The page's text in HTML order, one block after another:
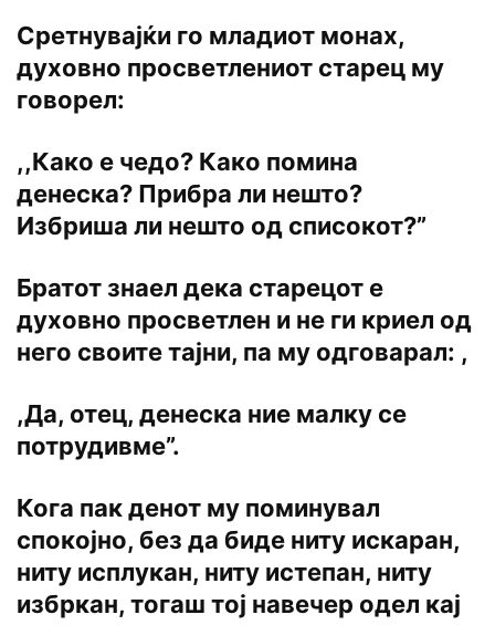
Сретнувајќи го младиот монах,
духовно просветлениот старец му
говорел:
,,Како е чедо? Како помина
денеска? Прибра ли нешто?
Избриша ли нешто од списокот?”
Братот знаел дека старецот е
духовно просветлен и не ги криел од
него своите тајни, па му одговарал: ,
,Да, отец, денеска ние малку се
потрудивме”.
Кога пак денот му поминувал
спокојно, без да биде ниту искаран,
ниту исплукан, ниту истепан, ниту
избркан, тогаш тој навечер одел кај